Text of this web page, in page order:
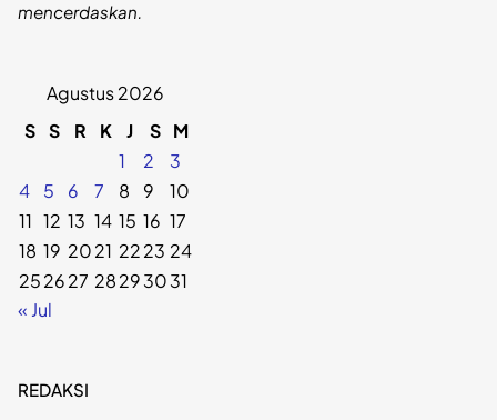
mencerdaskan.
Agustus 2026
S S R K J S M
1
2
3
4
5 6 7 8 9
10
11 12 13 14 15 16 17
18 19 2021 2223 24
252627 28293031
« Jul
REDAKSI